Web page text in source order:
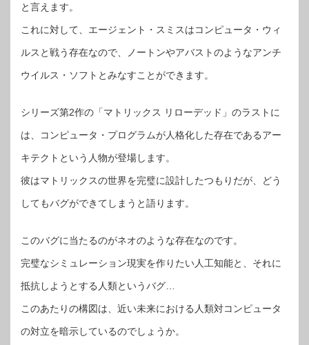
と言えます。
これに対して、エージェント・スミスはコンピュータ・ウィ
ルスと戦う存在なので、ノートンやアバストのようなアンチ
ウイルス・ソフトとみなすことができます。
シリーズ第2作の「マトリックス リローデッド」のラストに
は、コンピュータ・プログラムが人格化した存在であるアー
キテクトという人物が登場します。
彼はマトリックスの世界を完璧に設計したつもりだが、どう
してもバグができてしまうと語ります。
このバグに当たるのがネオのような存在なのです。
完璧なシミュレーション現実を作りたい人工知能と、それに
抵抗しようとする人類というバグ…
このあたりの構図は、近い未来における人類対コンピュータ
の対立を暗示しているのでしょうか。